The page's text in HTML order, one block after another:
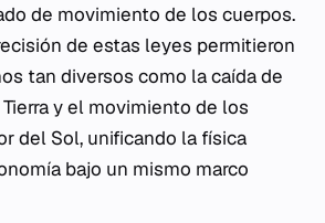
de movimiento de los cuerpos.
de estas leyes permitieron
tan diversos como la caída de
y el movimiento de los
del Sol, unificando la física
bajo un mismo marco